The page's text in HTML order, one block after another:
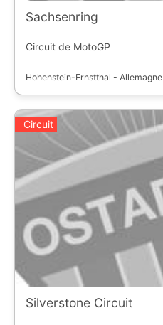
Sachsenring
Circuit de MotoGP
Hohenstein-Ernstthal - Allemagne
Circuit
Silverstone Circuit